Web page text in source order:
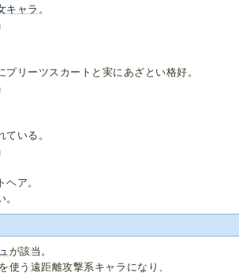
キャラ 。
プリーツスカートと実にあざとい格好。
ている。
ア。
が該当。
を使う遠距離攻撃系キャラになり、